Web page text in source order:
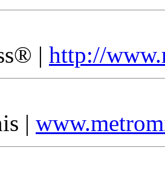
| http://
|